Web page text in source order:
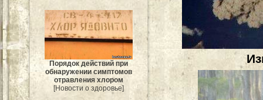
Порядок действий при
обнаружении симптомов
отравления хлором
[Новости о здоровье]